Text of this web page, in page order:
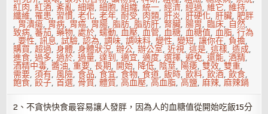
紅肉,紅酒,紊亂,細嚼,細胞,組織,統一,經濟,經過,維它,維持,
纖維,罹患, 習慣,老化,老年,耐受, 肉類,肝炎,肝硬化,肝臟,肥胖
, 胃潰瘍, 胃病, 胃癌, 胃腸,脂肪,脂肪肝, 腎臟,腸胃, 臨床, 自然,
致病,蕃茄,藥物, 處於,蠕動,血壓,血管,血糖,血糖值,血脂,行為
,要性,訊息,試驗,認為,調味,調味料,變性,變短,讓你在, 負擔,
購買,超過,身體,身體狀況,辦公,辦公室,近視,這是,這樣,造成,
進食,過多,過於,過量,達到,適宜,適度,選擇,避免,還能,酒精,
酒精中毒,醬油,重要,長期, 開始, 降低, 陰莖, 陽痿,雙效,雙重,
需要,須有, 風險,食品,食宜,食物,食道,飯時,飲料,飲酒,飲食,
飽食,餃子,首選, 骨質,體質,高血壓,高血脂,高鹽,麻辣,麻辣鍋
2、不貪快快食最容易讓人發胖，因為人的血糖值從開始吃飯15分